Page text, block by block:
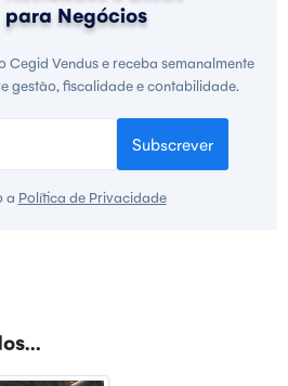
para Negócios
Cegid Vendus e receba semanalmente
gestão, fiscalidade e contabilidade.
Subscrever
a Política de Privacidade